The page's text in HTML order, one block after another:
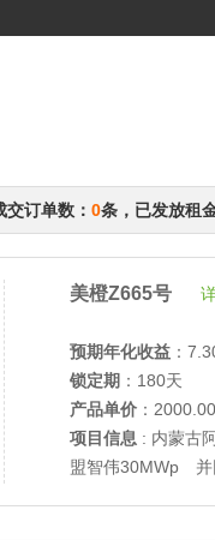
订单数： 0条，已发放租
美橙Z665号
预期年化收益 ：
锁定期 ：180天
产品单价 ：
项目信息 : 内蒙古
盟智伟30MWp 并